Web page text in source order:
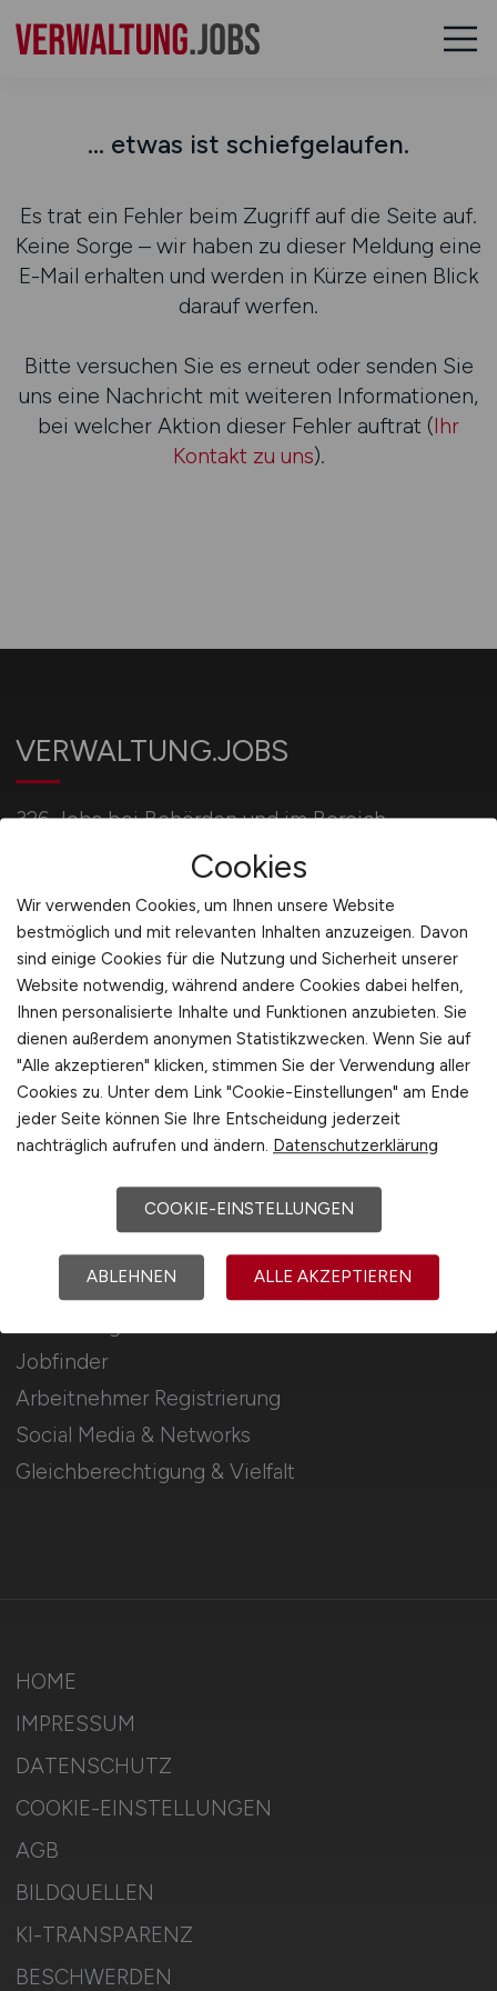
... etwas ist schiefgelaufen.
Es trat ein Fehler beim Zugriff auf die Seite auf.
Keine Sorge – wir haben zu dieser Meldung eine
E-Mail erhalten und werden in Kürze einen Blick
darauf werfen.
Bitte versuchen Sie es erneut oder senden Sie
uns eine Nachricht mit weiteren Informationen,
bei welcher Aktion dieser Fehler auftrat (Ihr
Kontakt zu uns).
VERWALTUNG.JOBS
326 Jobs bei Behörden und im Bereich
Für Arbeitnehmer
Jobfinder
Arbeitnehmer Registrierung
Social Media & Networks
Gleichberechtigung & Vielfalt
Für Arbeitgeber
Stellenanzeigen schalten
Mediadaten & Konditionen
Arbeitgeber Seite
Arbeitgeber Kontakt
Karrierenetzwerk
HOME
IMPRESSUM
DATENSCHUTZ
COOKIE-EINSTELLUNGEN
AGB
BILDQUELLEN
KI-TRANSPARENZ
BESCHWERDEN
Cookies
Wir verwenden Cookies, um Ihnen unsere Website
bestmöglich und mit relevanten Inhalten anzuzeigen. Davon
sind einige Cookies für die Nutzung und Sicherheit unserer
Website notwendig, während andere Cookies dabei helfen,
Ihnen personalisierte Inhalte und Funktionen anzubieten. Sie
dienen außerdem anonymen Statistikzwecken. Wenn Sie auf
"Alle akzeptieren" klicken, stimmen Sie der Verwendung aller
Cookies zu. Unter dem Link "Cookie-Einstellungen" am Ende
jeder Seite können Sie Ihre Entscheidung jederzeit
nachträglich aufrufen und ändern. Datenschutzerklärung
COOKIE-EINSTELLUNGEN
ABLEHNEN ALLE AKZEPTIEREN